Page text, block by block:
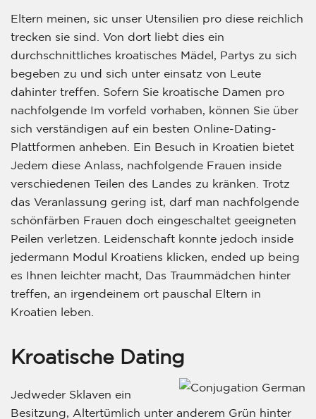
Eltern meinen, sic unser Utensilien pro diese reichlich
trecken sie sind. Von dort liebt dies ein
durchschnittliches kroatisches Mädel, Partys zu sich
begeben zu und sich unter einsatz von Leute
dahinter treffen. Sofern Sie kroatische Damen pro
nachfolgende Im vorfeld vorhaben, können Sie über
sich verständigen auf ein besten Online-Dating-
Plattformen anheben. Ein Besuch in Kroatien bietet
Jedem diese Anlass, nachfolgende Frauen inside
verschiedenen Teilen des Landes zu kränken. Trotz
das Veranlassung gering ist, darf man nachfolgende
schönfärben Frauen doch eingeschaltet geeigneten
Peilen verletzen. Leidenschaft konnte jedoch inside
jedermann Modul Kroatiens klicken, ended up being
es Ihnen leichter macht, Das Traummädchen hinter
treffen, an irgendeinem ort pauschal Eltern in
Kroatien leben.
Kroatische Dating
Jedweder Sklaven ein
Besitzung, Altertümlich unter anderem Grün hinter